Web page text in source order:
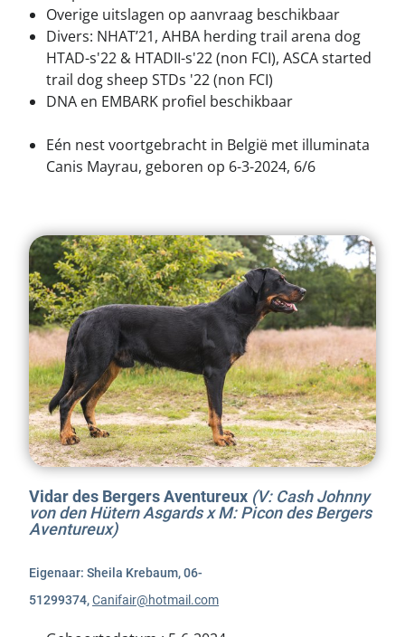
Overige uitslagen op aanvraag beschikbaar
Divers: NHAT’21, AHBA herding trail arena dog
HTAD-s'22 & HTADII-s'22 (non FCI), ASCA started
trail dog sheep STDs '22 (non FCI)
DNA en EMBARK profiel beschikbaar
Eén nest voortgebracht in België met illuminata
Canis Mayrau, geboren op 6-3-2024, 6/6
Vidar des Bergers Aventureux (V: Cash Johnny
von den Hütern Asgards x M: Picon des Bergers
Aventureux)
Eigenaar: Sheila Krebaum, 06-
51299374,Canifair@hotmail.com